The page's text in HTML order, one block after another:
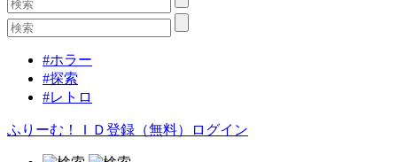
#ホラー
#探索
#レトロ
ふりーむ！ＩＤ登録（無料） ログイン